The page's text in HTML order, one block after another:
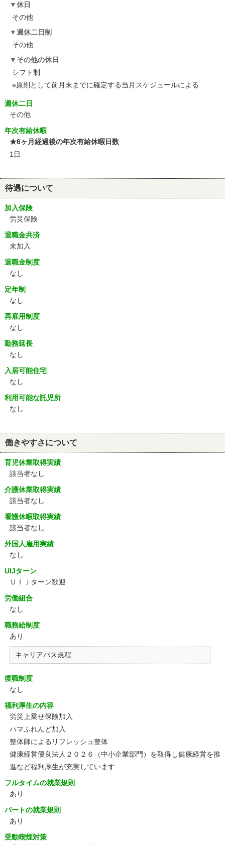
休日
その他
週休二日制
その他
その他の休日
シフト制
※原則として前月末までに確定する当月スケジュールによる
週休二日
その他
年次有給休暇
★6ヶ月経過後の年次有給休暇日数
1日
待遇について
加入保険
労災保険
退職金共済
未加入
退職金制度
なし
定年制
なし
再雇用制度
なし
勤務延長
なし
入居可能住宅
なし
利用可能な託児所
なし
働きやすさについて
育児休業取得実績
該当者なし
介護休業取得実績
該当者なし
看護休暇取得実績
該当者なし
外国人雇用実績
なし
UIJターン
ＵＩＪターン歓迎
労働組合
なし
職務給制度
あり
キャリアパス規程
復職制度
なし
福利厚生の内容
労災上乗せ保険加入
ハマふれんど加入
整体師によるリフレッシュ整体
健康経営優良法人２０２６（中小企業部門）を取得し健康経営を推
進など福利厚生が充実しています
フルタイムの就業規則
あり
パートの就業規則
あり
受動喫煙対策